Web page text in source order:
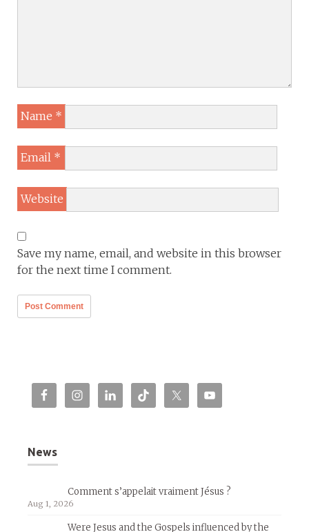
Name *
Email *
Website
Save my name, email, and website in this browser
for the next time I comment.
News
Comment s’appelait vraiment Jésus ?
Aug 1, 2026
Were Jesus and the Gospels influenced by the